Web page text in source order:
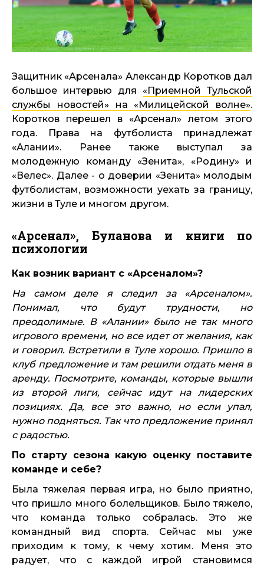
Защитник «Арсенала» Александр Коротков дал
большое интервью для «Приемной Тульской
службы новостей» на «Милицейской волне».
Коротков перешел в «Арсенал» летом этого
года. Права на футболиста принадлежат
«Алании». Ранее также выступал за
молодежную команду «Зенита», «Родину» и
«Велес». Далее - о доверии «Зенита» молодым
футболистам, возможности уехать за границу,
жизни в Туле и многом другом.
«Арсенал», Буланова и книги по
психологии
Как возник вариант с «Арсеналом»?
На самом деле я следил за «Арсеналом».
Понимал, что будут трудности, но
преодолимые. В «Алании» было не так много
игрового времени, но все идет от желания, как
и говорил. Встретили в Туле хорошо. Пришло в
клуб предложение и там решили отдать меня в
аренду. Посмотрите, команды, которые вышли
из второй лиги, сейчас идут на лидерских
позициях. Да, все это важно, но если упал,
нужно подняться. Так что предложение принял
с радостью.
По старту сезона какую оценку поставите
команде и себе?
Была тяжелая первая игра, но было приятно,
что пришло много болельщиков. Было тяжело,
что команда только собралась. Это же
командный вид спорта. Сейчас мы уже
приходим к тому, к чему хотим. Меня это
радует, что с каждой игрой становимся